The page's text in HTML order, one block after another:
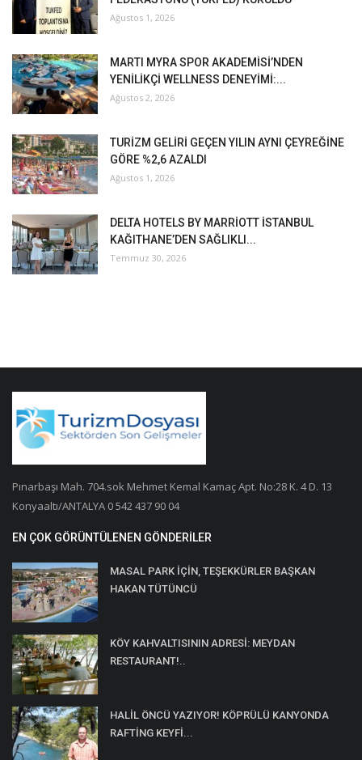
Ağustos 1, 2026
MARTI MYRA SPOR AKADEMİSİ’NDEN
YENİLİKÇİ WELLNESS DENEYİMİ:...
Ağustos 2, 2026
TURİZM GELİRİ GEÇEN YILIN AYNI ÇEYREĞİNE
GÖRE %2,6 AZALDI
Ağustos 1, 2026
DELTA HOTELS BY MARRİOTT İSTANBUL
KAĞITHANE’DEN SAĞLIKLI...
Temmuz 30, 2026
Pınarbaşı Mah. 704.sok Mehmet Kemal Kamaç Apt. No:28 K. 4 D. 13
Konyaaltı/ANTALYA 0 542 437 90 04
EN ÇOK GÖRÜNTÜLENEN GÖNDERILER
MASAL PARK İÇİN, TEŞEKKÜRLER BAŞKAN
HAKAN TÜTÜNCÜ
KÖY KAHVALTISININ ADRESİ: MEYDAN
RESTAURANT!..
HALİL ÖNCÜ YAZIYOR! KÖPRÜLÜ KANYONDA
RAFTİNG KEYFİ...